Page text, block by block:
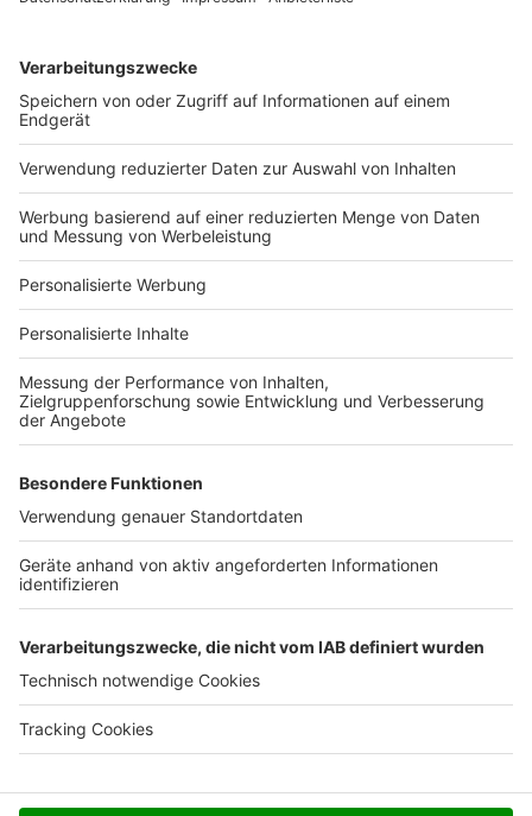
Services
Bauprojekt-Quiz
Häuser-Suche
Hausanbieter-Suche
Bauprojekt-Profil
Für Unternehmen
Ihre Baufirma auf bauen.de
Kostenloses Infogespräch